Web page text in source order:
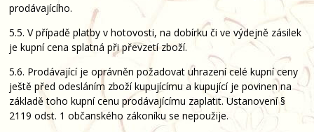
prodávajícího.
5.5. V případě platby v hotovosti, na dobírku či ve výdejně zásilek
je kupní cena splatná při převzetí zboží.
5.6. Prodávající je oprávněn požadovat uhrazení celé kupní ceny
ještě před odesláním zboží kupujícímu a kupující je povinen na
základě toho kupní cenu prodávajícímu zaplatit. Ustanovení §
2119 odst. 1 občanského zákoníku se nepoužije.